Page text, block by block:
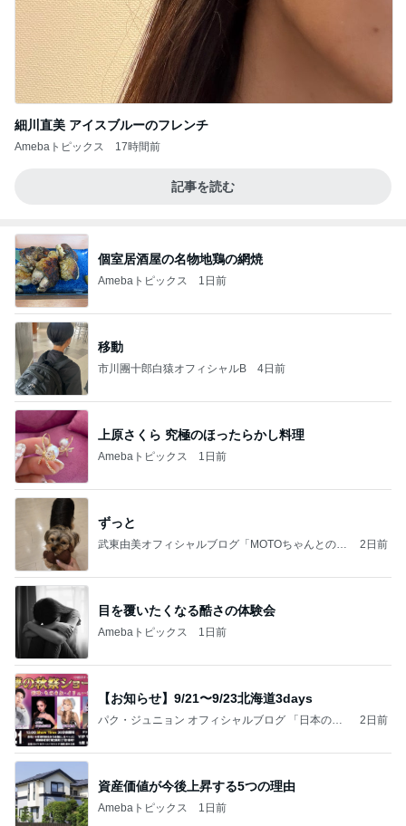
細川直美 アイスブルーのフレンチ
Amebaトピックス 17時間前
記事を読む
個室居酒屋の名物地鶏の網焼
Amebaトピックス 1日前
移動
市川團十郎白猿オフィシャルB 4日前
上原さくら 究極のほったらかし料理
Amebaトピックス 1日前
ずっと
武東由美オフィシャルブログ「MOTOちゃんとのは
2日前
目を覆いたくなる酷さの体験会
Amebaトピックス 1日前
【お知らせ】9/21〜9/23北海道3days
パク・ジュニョン オフィシャルブログ 「日本の
2日前
資産価値が今後上昇する5つの理由
Amebaトピックス 1日前